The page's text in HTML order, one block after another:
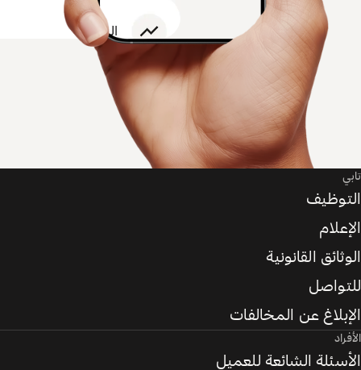
تابي
التوظيف
الإعلام
الوثائق القانونية
للتواصل
الإبلاغ عن المخالفات
الأفراد
الأسئلة الشائعة للعميل